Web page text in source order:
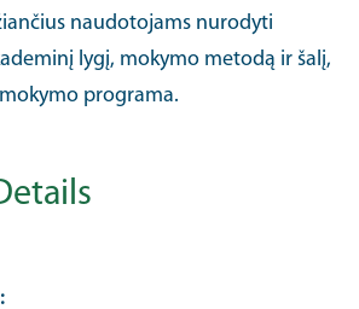
naudotojams nurodyti
lygį, mokymo metodą ir šalį,
programa.